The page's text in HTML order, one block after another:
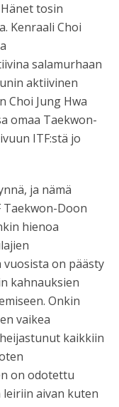
tosin
Kenraali Choi
salamurhaan
aktiivinen
Choi Jung Hwa
omaa Taekwon-
ITF:stä jo
ja nämä
Taekwon-Doon
hienoa
vuosista on päästy
kahnauksien
Onkin
vaikea
kaikkiin
on odotettu
aivan kuten